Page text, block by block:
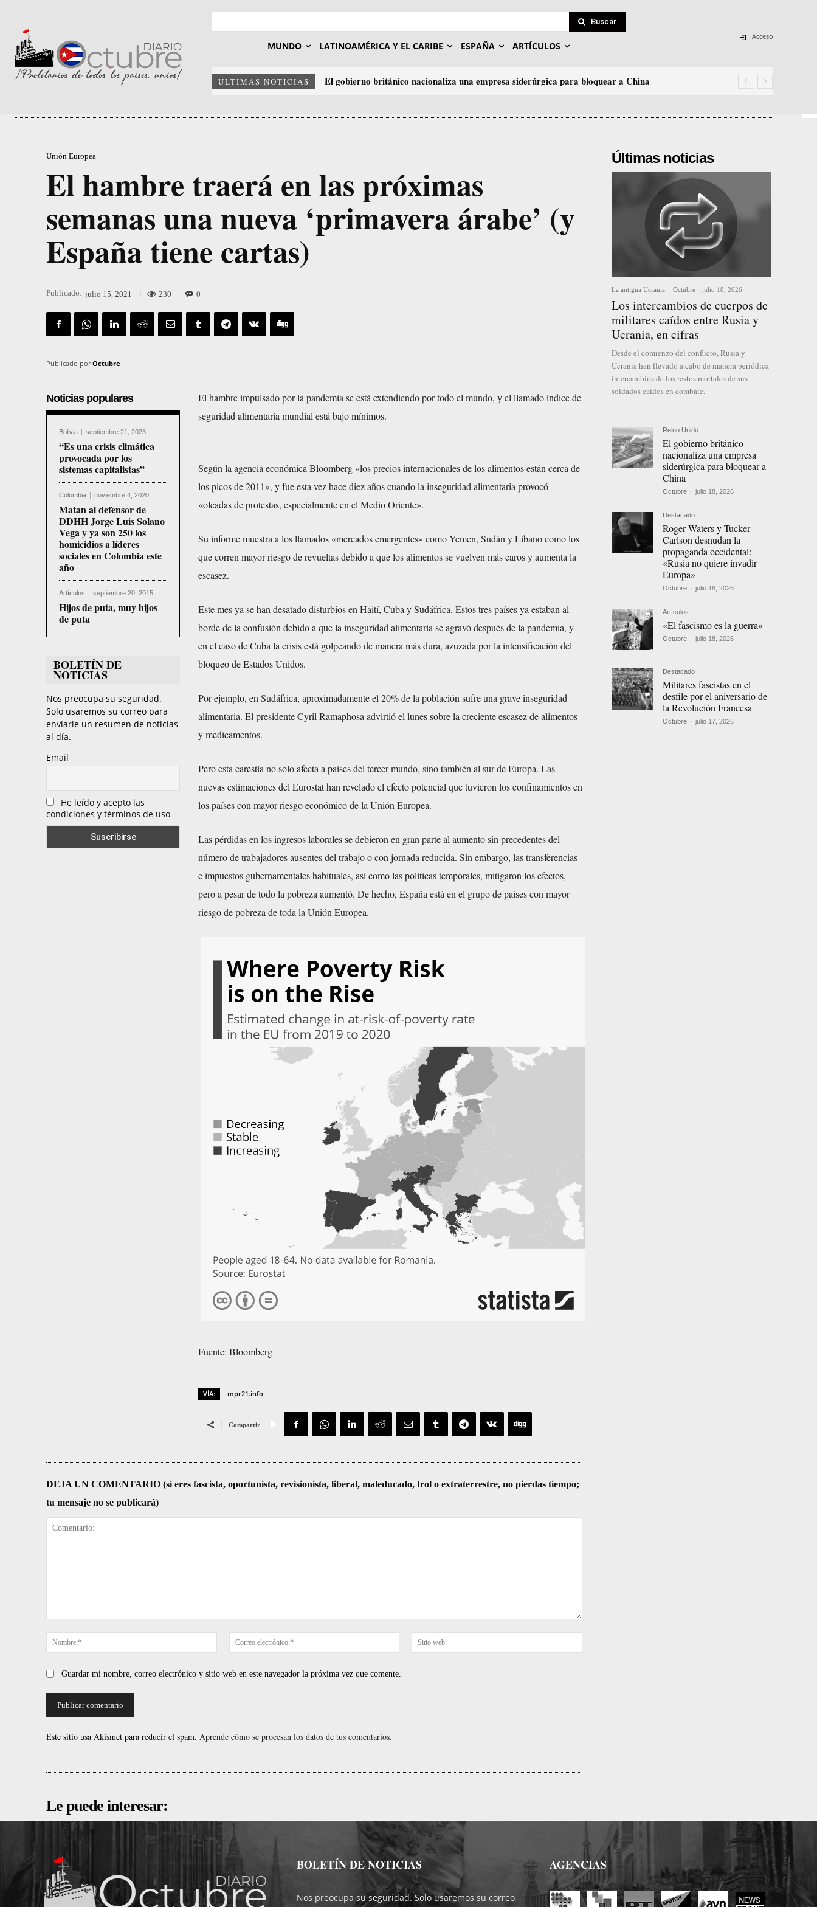
Buscar
MUNDO LATINOAMÉRICA Y EL CARIBE ESPAÑA ARTÍCULOS
Acceso
ULTIMAS NOTICIAS El gobierno británico nacionaliza una empresa siderúrgica para bloquear a China
Unión Europea
El hambre traerá en las próximas
semanas una nueva ‘primavera árabe’ (y
España tiene cartas)
Publicado: julio 15, 2021 230 0
Publicado por Octubre
Noticias populares
Bolivia septiembre 21, 2023
“Es una crisis climática
provocada por los
sistemas capitalistas”
Colombia noviembre 4, 2020
Matan al defensor de
DDHH Jorge Luis Solano
Vega y ya son 250 los
homicidios a líderes
sociales en Colombia este
año
Artículos septiembre 20, 2015
Hijos de puta, muy hijos
de puta
BOLETÍN DE
NOTICIAS
Nos preocupa su seguridad.
Solo usaremos su correo para
enviarle un resumen de noticias
al día.
Email
He leído y acepto las
condiciones y términos de uso
El hambre impulsado por la pandemia se está extendiendo por todo el mundo, y el llamado índice de
seguridad alimentaria mundial está bajo mínimos.
Según la agencia económica Bloomberg «los precios internacionales de los alimentos están cerca de
los picos de 2011», y fue esta vez hace diez años cuando la inseguridad alimentaria provocó
«oleadas de protestas, especialmente en el Medio Oriente».
Su informe muestra a los llamados «mercados emergentes» como Yemen, Sudán y Líbano como los
que corren mayor riesgo de revueltas debido a que los alimentos se vuelven más caros y aumenta la
escasez.
Este mes ya se han desatado disturbios en Haití, Cuba y Sudáfrica. Estos tres países ya estaban al
borde de la confusión debido a que la inseguridad alimentaria se agravó después de la pandemia, y
en el caso de Cuba la crisis está golpeando de manera más dura, azuzada por la intensificación del
bloqueo de Estados Unidos.
Por ejemplo, en Sudáfrica, aproximadamente el 20% de la población sufre una grave inseguridad
alimentaria. El presidente Cyril Ramaphosa advirtió el lunes sobre la creciente escasez de alimentos
y medicamentos.
Pero esta carestía no solo afecta a países del tercer mundo, sino también al sur de Europa. Las
nuevas estimaciones del Eurostat han revelado el efecto potencial que tuvieron los confinamientos en
los países con mayor riesgo económico de la Unión Europea.
Las pérdidas en los ingresos laborales se debieron en gran parte al aumento sin precedentes del
número de trabajadores ausentes del trabajo o con jornada reducida. Sin embargo, las transferencias
e impuestos gubernamentales habituales, así como las políticas temporales, mitigaron los efectos,
pero a pesar de todo la pobreza aumentó. De hecho, España está en el grupo de países con mayor
riesgo de pobreza de toda la Unión Europea.
Fuente: Bloomberg
VÍA: mpr21.info
Compartir
DEJA UN COMENTARIO (si eres fascista, oportunista, revisionista, liberal, maleducado, trol o extraterrestre, no pierdas tiempo;
tu mensaje no se publicará)
Nombre:*
Correo
electrónico:*
web:
Guardar mi nombre, correo electrónico y sitio web en este navegador la próxima vez que comente.
Este sitio usa Akismet para reducir el spam. Aprende cómo se procesan los datos de tus comentarios.
Últimas noticias
La antigua Ucrania Octubre - julio 18, 2026
Los intercambios de cuerpos de
militares caídos entre Rusia y
Ucrania, en cifras
Desde el comienzo del conflicto, Rusia y
Ucrania han llevado a cabo de manera periódica
intercambios de los restos mortales de sus
soldados caídos en combate.
Reino Unido
El gobierno británico
nacionaliza una empresa
siderúrgica para bloquear a
China
Octubre - julio 18, 2026
Destacado
Roger Waters y Tucker
Carlson desnudan la
propaganda occidental:
«Rusia no quiere invadir
Europa»
Octubre - julio 18, 2026
Artículos
«El fascismo es la guerra»
Octubre - julio 18, 2026
Destacado
Militares fascistas en el
desfile por el aniversario de
la Revolución Francesa
Octubre - julio 17, 2026
Le puede interesar:
BOLETÍN DE NOTICIAS
Nos preocupa su seguridad. Solo usaremos su correo
AGENCIAS